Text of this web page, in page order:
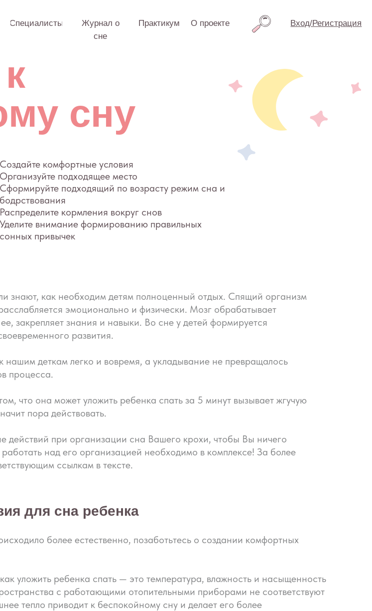
Журнал о
Практикум Вход/Регистрация
О проекте
сну
подходящий по возрасту режим сна и
кормления вокруг снов
внимание формированию правильных
знают, как необходим детям полноценный отдых. Спящий организм
эмоционально и физически. Мозг обрабатывает
закрепляет знания и навыки. Во сне у детей формируется
развития.
деткам легко и вовремя, а укладывание не превращалось
процесса.
что она может уложить ребенка спать за 5 минут вызывает жгучую
пора действовать.
действий при организации сна Вашего крохи, чтобы Вы ничего
над его организацией необходимо в комплексе! За более
ссылкам в тексте.
для сна ребенка
более естественно, позаботьтесь о создании комфортных
уложить ребенка спать — это температура, влажность и насыщенность
с работающими отопительными приборами не соответствуют
тепло приводит к беспокойному сну и делает его более